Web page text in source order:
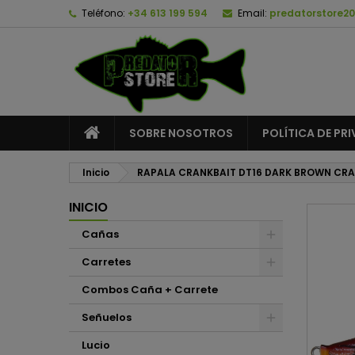
Teléfono: +34 613 199 594 Email:
SOBRE NOSOTROS POLÍTICA DE
Inicio RAPALA CRANKBAIT DT16 DARK BROWN
INICIO
Cañas
Carretes
Combos Caña + Carrete
Señuelos
Lucio